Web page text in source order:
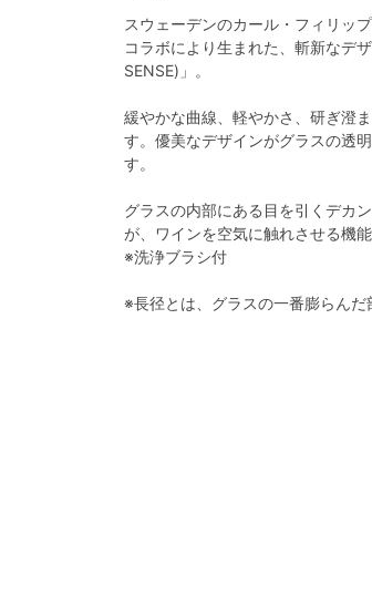
スウェーデンのカール・フィリッ
コラボにより生まれた、斬新なデ
SENSE)」。
緩やかな曲線、軽やかさ、研ぎ澄
す。優美なデザインがグラスの透
す。
グラスの内部にある目を引くデカ
が、ワインを空気に触れさせる機
※洗浄ブラシ付
※長径とは、グラスの一番膨らんだ